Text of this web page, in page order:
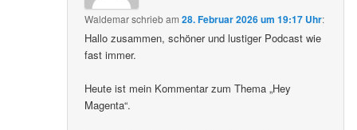
Waldemarschriebam28. Februar 2026 um 19:17 Uhr:
Hallo zusammen, schöner und lustiger Podcast wie
fast immer.
Heute ist mein Kommentar zum Thema „Hey
Magenta“.